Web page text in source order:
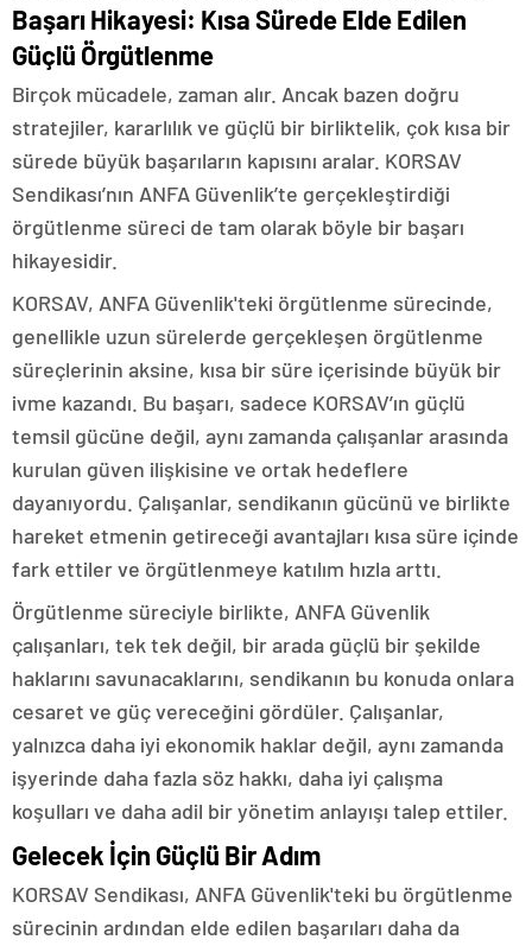
Başarı Hikayesi: Kısa Sürede Elde Edilen
Güçlü Örgütlenme
Birçok mücadele, zaman alır. Ancak bazen doğru
stratejiler, kararlılık ve güçlü bir birliktelik, çok kısa bir
sürede büyük başarıların kapısını aralar. KORSAV
Sendikası’nın ANFA Güvenlik’te gerçekleştirdiği
örgütlenme süreci de tam olarak böyle bir başarı
hikayesidir.
KORSAV, ANFA Güvenlik'teki örgütlenme sürecinde,
genellikle uzun sürelerde gerçekleşen örgütlenme
süreçlerinin aksine, kısa bir süre içerisinde büyük bir
ivme kazandı. Bu başarı, sadece KORSAV’ın güçlü
temsil gücüne değil, aynı zamanda çalışanlar arasında
kurulan güven ilişkisine ve ortak hedeflere
dayanıyordu. Çalışanlar, sendikanın gücünü ve birlikte
hareket etmenin getireceği avantajları kısa süre içinde
fark ettiler ve örgütlenmeye katılım hızla arttı.
Örgütlenme süreciyle birlikte, ANFA Güvenlik
çalışanları, tek tek değil, bir arada güçlü bir şekilde
haklarını savunacaklarını, sendikanın bu konuda onlara
cesaret ve güç vereceğini gördüler. Çalışanlar,
yalnızca daha iyi ekonomik haklar değil, aynı zamanda
işyerinde daha fazla söz hakkı, daha iyi çalışma
koşulları ve daha adil bir yönetim anlayışı talep ettiler.
Gelecek İçin Güçlü Bir Adım
KORSAV Sendikası, ANFA Güvenlik'teki bu örgütlenme
sürecinin ardından elde edilen başarıları daha da